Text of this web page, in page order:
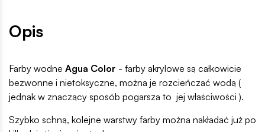
Opis
Farby wodne Agua Color - farby akrylowe są całkowicie
bezwonne i nietoksyczne, można je rozcieńczać wodą (
jednak w znaczący sposób pogarsza to jej właściwości ).
Szybko schną, kolejne warstwy farby można nakładać już po